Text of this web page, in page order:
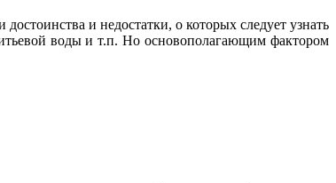
и недостатки, о которых следует узнать
воды и т.п. Но основополагающим фактором